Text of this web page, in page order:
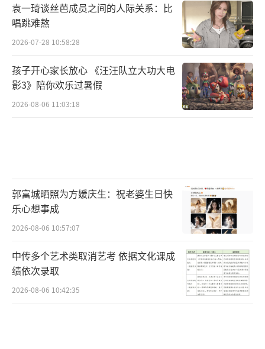
袁一琦谈丝芭成员之间的人际关系：比
唱跳难熬
2026-07-28 10:58:28
孩子开心家长放心 《汪汪队立大功大电
影3》陪你欢乐过暑假
2026-08-06 11:03:18
郭富城晒照为方媛庆生：祝老婆生日快
乐心想事成
2026-08-06 10:57:07
中传多个艺术类取消艺考 依据文化课成
绩依次录取
2026-08-06 10:42:35